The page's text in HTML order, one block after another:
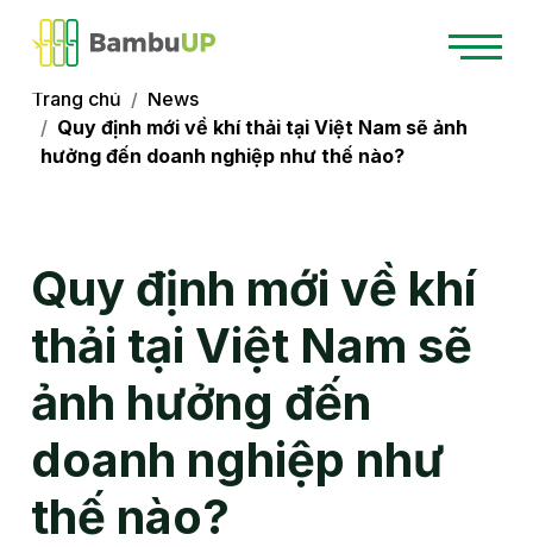
Trang chủ
News
Quy định mới về khí thải tại Việt Nam sẽ ảnh
hưởng đến doanh nghiệp như thế nào?
Quy định mới về khí
thải tại Việt Nam sẽ
ảnh hưởng đến
doanh nghiệp như
thế nào?